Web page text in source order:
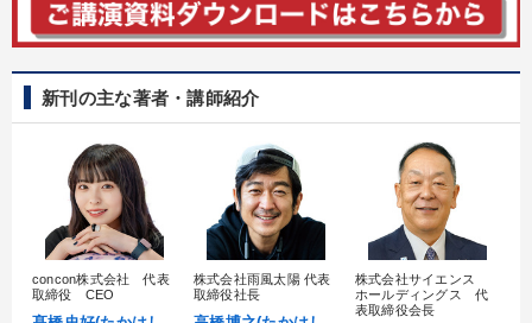
新刊の主な著者・講師紹介
concon株式会社 代表
取締役 CEO
株式会社雨風太陽 代表
取締役社長
株式会社サイエンス
ホールディングス 代
表取締役会長